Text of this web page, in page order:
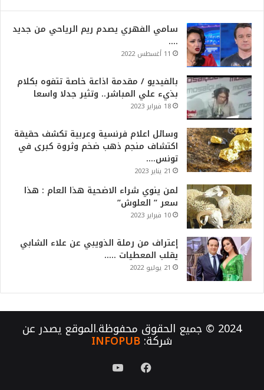
سامي الفهري يصدم ريم الرياحي من جديد
….
11 أغسطس 2022
بالفيديو / مقدمة اذاعة خاصة تتفوه بكلام
بذيء علي المباشر.. وتثير جدلا واسعا
18 فبراير 2023
وسائل اعلام فرنسية وعربية تكشف حقيقة
اكتشاف منجم ذهب ضخم وثروة كبرى في
تونس….
21 يناير 2023
لمن ينوي شراء الاضحية هذا العام : هذا
سعر ” العلوش”
10 فبراير 2023
إعتراف من رملة الذويبي عن علاء الشابي
يقلب المعطيات …..
21 يوليو 2022
2024 © جميع الحقوق محفوظة.الموقع يصدر عن
شركة:INFOPUB
فيسبوكيوتيوب